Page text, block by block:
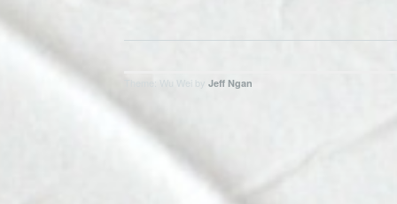
Theme: Wu Wei by Jeff Ngan